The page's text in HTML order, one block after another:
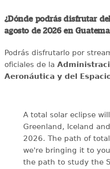
¿Dónde podrás disfrutar
agosto de 2026 en
Podrás disfrutarlo por
oficiales de la
Aeronáutica y del
A total solar eclipse
Greenland, Iceland
2026. The path of
we're bringing it to
the path to study the